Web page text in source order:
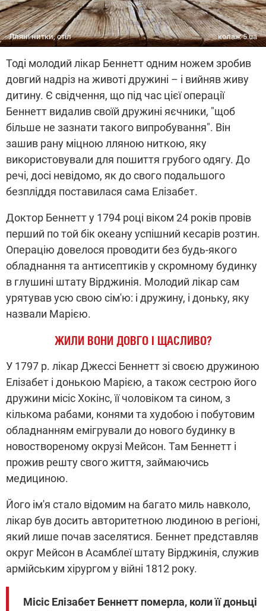
Лляні нитки, стіл колаж 5.ua
Тоді молодий лікар Беннетт одним ножем зробив
довгий надріз на животі дружині – і вийняв живу
дитину. Є свідчення, що під час цієї операції
Беннетт видалив своїй дружині яєчники, "щоб
більше не зазнати такого випробування". Він
зашив рану міцною лляною ниткою, яку
використовували для пошиття грубого одягу. До
речі, досі невідомо, як до свого подальшого
безпліддя поставилася сама Елізабет.
Доктор Беннетт у 1794 році віком 24 років провів
перший по той бік океану успішний кесарів розтин.
Операцію довелося проводити без будь-якого
обладнання та антисептиків у скромному будинку
в глушині штату Вірджинія. Молодий лікар сам
урятував усю свою сім'ю: і дружину, і доньку, яку
назвали Марією.
ЖИЛИ ВОНИ ДОВГО І ЩАСЛИВО?
У 1797 р. лікар Джессі Беннетт зі своєю дружиною
Елізабет і донькою Марією, а також сестрою його
дружини місіс Хокінс, її чоловіком та сином, з
кількома рабами, конями та худобою і побутовим
обладнанням емігрували до нового будинку в
новоствореному окрузі Мейсон. Там Беннетт і
прожив решту свого життя, займаючись
медициною.
Його ім'я стало відомим на багато миль навколо,
лікар був досить авторитетною людиною в регіоні,
який лише почав заселятися. Беннет представляв
округ Мейсон в Асамблеї штату Вірджинія, служив
армійським хірургом у війні 1812 року.
Місіс Елізабет Беннетт померла, коли її доньці